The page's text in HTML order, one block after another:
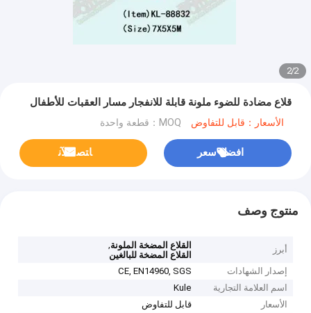
2
/
2
قلاع مضادة للضوء ملونة قابلة للانفجار مسار العقبات للأطفال
الأسعار：قابل للتفاوض MOQ：قطعة واحدة
افضل سعر ﺎﺘﺼﻟ ﺍﻶﻧ
منتوج وصف
أبرز القلاع المضخة الملونة,
القلاع المضخة للبالغين
إصدار الشهادات
CE, EN14960, SGS
اسم العلامة التجارية
Kule
الأسعار
قابل للتفاوض